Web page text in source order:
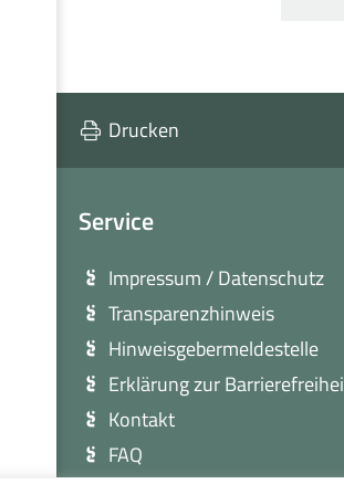
Drucken
Service
Impressum / Datenschutz
Transparenzhinweis
Hinweisgebermeldestelle
Erklärung zur
Kontakt
FAQ